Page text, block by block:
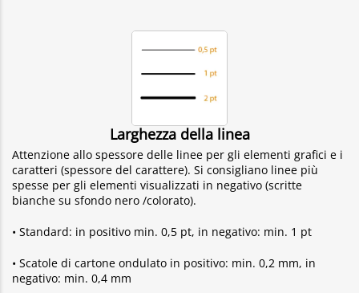
Larghezza della linea
Attenzione allo spessore delle linee per gli elementi grafici e i
caratteri (spessore del carattere). Si consigliano linee più
spesse per gli elementi visualizzati in negativo (scritte
bianche su sfondo nero /colorato).
• Standard: in positivo min. 0,5 pt, in negativo: min. 1 pt
• Scatole di cartone ondulato in positivo: min. 0,2 mm, in
negativo: min. 0,4 mm